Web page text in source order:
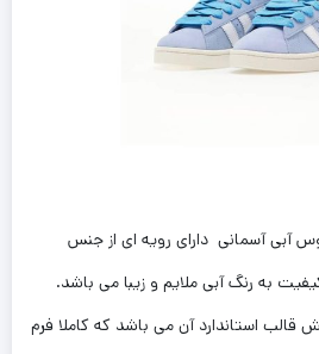
آبی آسمانی دارای رویه ای از جنس
به رنگ آبی ملایم و زیبا می باشد.
استاندارد آن می باشد که کاملا فرم‌